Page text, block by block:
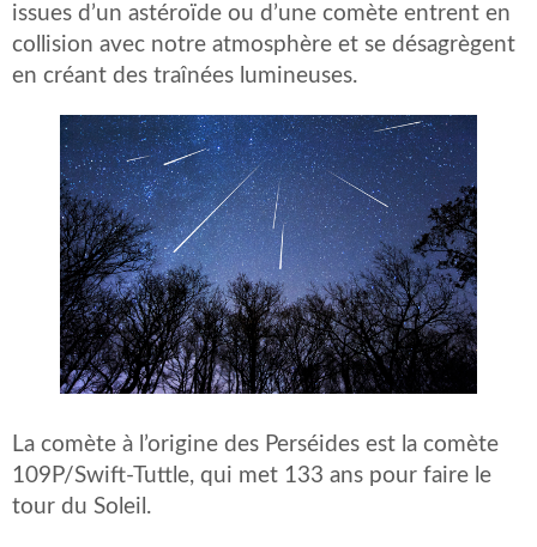
issues d’un astéroïde ou d’une comète entrent en
collision avec notre atmosphère et se désagrègent
en créant des traînées lumineuses.
La comète à l’origine des Perséides est la comète
109P/Swift-Tuttle, qui met 133 ans pour faire le
tour du Soleil.